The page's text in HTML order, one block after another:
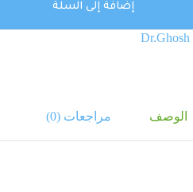
إضافة إلى السلة
Dr.Ghosh
الوصف مراجعات (0)